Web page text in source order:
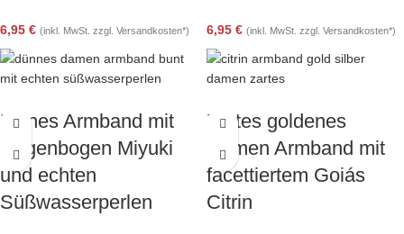
6,95 € (inkl. MwSt. zzgl. Versandkosten*) 6,95 € (inkl. MwSt. zzgl. Versandkosten*)
Feines Armband mit
Regenbogen Miyuki
und echten
Süßwasserperlen
Zartes goldenes
Damen Armband mit
facettiertem Goiás
Citrin